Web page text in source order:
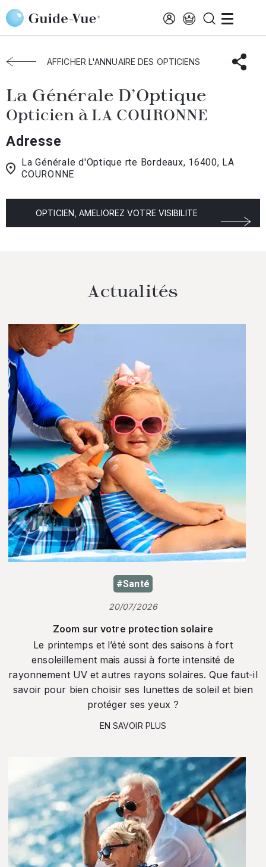
Aller au contenu principal
Accueil Choisir mon opticien
La-Couronne
La Générale D'Optique
AFFICHER L'ANNUAIRE DES OPTICIENS
La Générale D'Optique
Opticien à LA COURONNE
Adresse
La Générale d'Optique rte Bordeaux, 16400, LA
COURONNE
OPTICIEN, AMELIOREZ VOTRE VISIBILITE
Actualités
#Santé
20/07/2026
Zoom sur votre protection solaire
Le printemps et l’été sont des saisons à fort
ensoleillement mais aussi à forte intensité de
rayonnement UV et autres rayons solaires. Que faut-il
savoir pour bien choisir ses lunettes de soleil et bien
protéger ses yeux ?
EN SAVOIR PLUS